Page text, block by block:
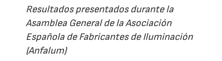
Resultados presentados durante la
Asamblea General de la Asociación
Española de Fabricantes de Iluminación
(Anfalum)